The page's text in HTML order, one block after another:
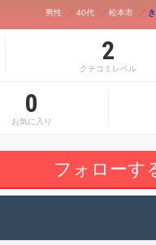
男性 40代 松本市
2
クチコミレベル
0
お気に入り
フォローす